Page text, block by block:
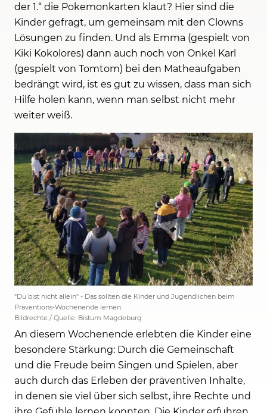
der 1.“ die Pokemonkarten klaut? Hier sind die
Kinder gefragt, um gemeinsam mit den Clowns
Lösungen zu finden. Und als Emma (gespielt von
Kiki Kokolores) dann auch noch von Onkel Karl
(gespielt von Tomtom) bei den Matheaufgaben
bedrängt wird, ist es gut zu wissen, dass man sich
Hilfe holen kann, wenn man selbst nicht mehr
weiter weiß.
"Du bist nicht allein" - Das sollten die Kinder und Jugendlichen beim
Präventions-Wochenende lernen.
Bildrechte / Quelle: Bistum Magdeburg
An diesem Wochenende erlebten die Kinder eine
besondere Stärkung: Durch die Gemeinschaft
und die Freude beim Singen und Spielen, aber
auch durch das Erleben der präventiven Inhalte,
in denen sie viel über sich selbst, ihre Rechte und